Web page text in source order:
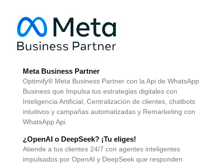
Meta Business Partner
Optimify® Meta Business Partner con la Api de WhatsApp
Business que Impulsa tus estrategias digitales con
Inteligencia Artificial, Centralización de clientes, chatbots
intuitivos y campañas automatizadas y Remarketing con
WhatsApp Api.
¿OpenAI o DeepSeek? ¡Tu eliges!
Atiende a tus clientes 24/7 con agentes inteligentes
impulsados por OpenAI y DeepSeek que responden